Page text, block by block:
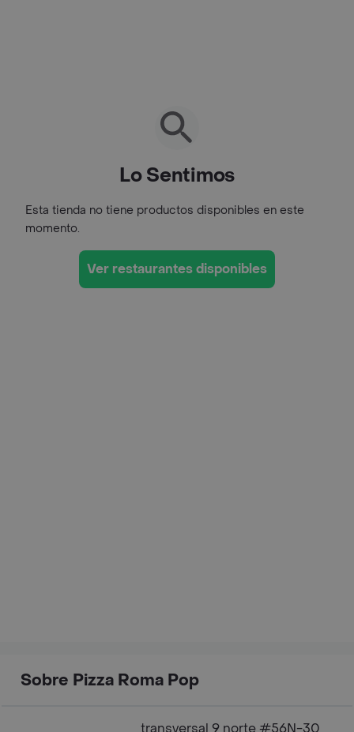
Lo Sentimos
Esta tienda no tiene productos disponibles en este
momento.
Ver restaurantes disponibles
Sobre Pizza Roma Pop
transversal 9 norte #56N-30